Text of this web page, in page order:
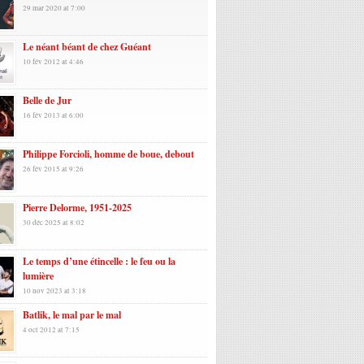
29 mar 2020 at 7:00
Le néant béant de chez Guéant
10 fév 2012 at 4:46
Belle de Jur
16 fév 2013 at 6:00
Philippe Forcioli, homme de boue, debout
26 fév 2015 at 9:26
Pierre Delorme, 1951-2025
30 déc 2025 at 8:02
Le temps d’une étincelle : le feu ou la
lumière
10 nov 2023 at 3:18
Batlik, le mal par le mal
4 oct 2012 at 7:15